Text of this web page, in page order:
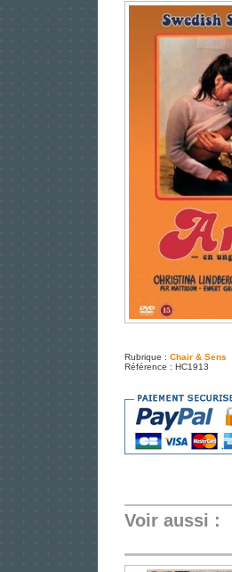
Rubrique : Chair & Sens
Référence : HC1913
Voir aussi :